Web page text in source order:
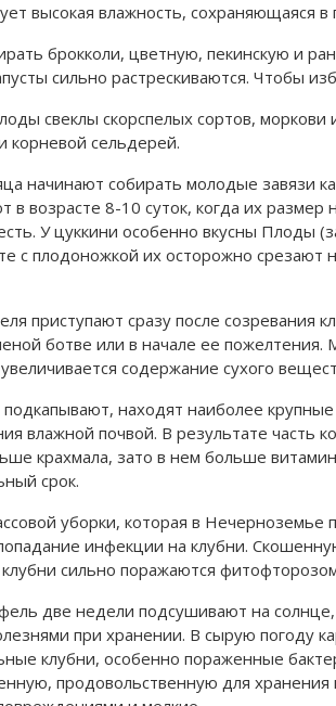
высокая влажность, сохраняющаяся в
брокколи, цветную, пекинскую и
сильно растрескиваются. Чтобы
свеклы скорспелых сортов,
корневой сельдерей.
начинают собирать молодые завязи
в возрасте 8-10 суток, когда их
У цуккини особенно вкусны Плоды
с плодоножкой их осторожно
приступают сразу после
ботве или в начале ее
содержание сухого
подкапывают, находят наиболее
влажной почвой. В результате часть
крахмала, зато в нем больше
срок.
уборки, которая в
инфекции на клубни.
сильно поражаются
две недели подсушивают на
при хранении. В сырую погоду
клубни, особенно пораженные
продовольственную для